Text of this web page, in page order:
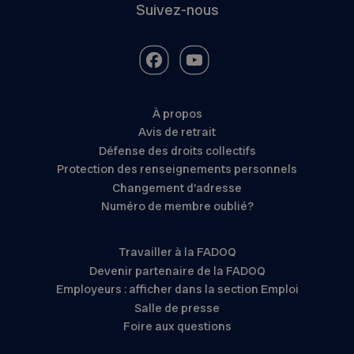
Suivez-nous
À propos
Avis de retrait
Défense des droits collectifs
Protection des renseignements personnels
Changement d’adresse
Numéro de membre oublié?
Travailler à la FADOQ
Devenir partenaire de la FADOQ
Employeurs : afficher dans la section Emploi
Salle de presse
Foire aux questions